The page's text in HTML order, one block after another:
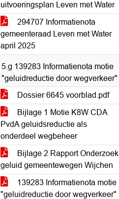
uitvoeringsplan Leven met Water
294707 Informatienota
gemeenteraad Leven met Water
april 2025
5.g 139283 Informatienota motie
"geluidreductie door wegverkeer"
Dossier 6645 voorblad.pdf
Bijlage 1 Motie K8W CDA
PvdA geluidsreductie als
onderdeel wegbeheer
Bijlage 2 Rapport Onderzoek
geluid gemeentewegen Wijchen
139283 Informatienota motie
"geluidreductie door wegverkeer"